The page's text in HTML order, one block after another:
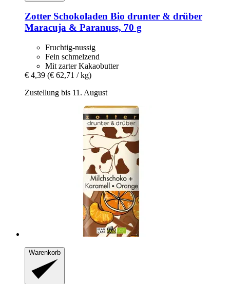
Zotter Schokoladen Bio drunter & drüber
Maracuja & Paranuss, 70 g
Fruchtig-nussig
Fein schmelzend
Mit zarter Kakaobutter
€ 4,39 (€ 62,71 / kg)
Zustellung bis 11. August
Warenkorb